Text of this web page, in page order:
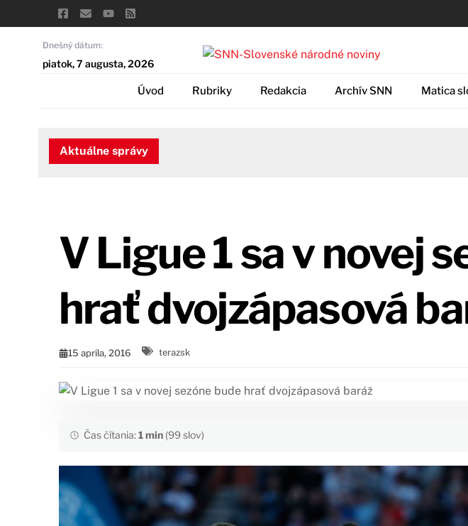
to
Dnešný dátum:
piatok, 7 augusta, 2026
Úvod Rubriky Redakcia Archív SNN Matica
Aktuálne správy
V Ligue 1 sa v novej
hrať dvojzápasová
15 apríla, 2016 terazsk
Čas čítania:1 min(99 slov)